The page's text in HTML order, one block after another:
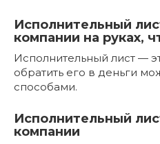
Исполнительный
компании на руках,
Исполнительный лист —
обратить его в деньги
способами.
Исполнительный
компании